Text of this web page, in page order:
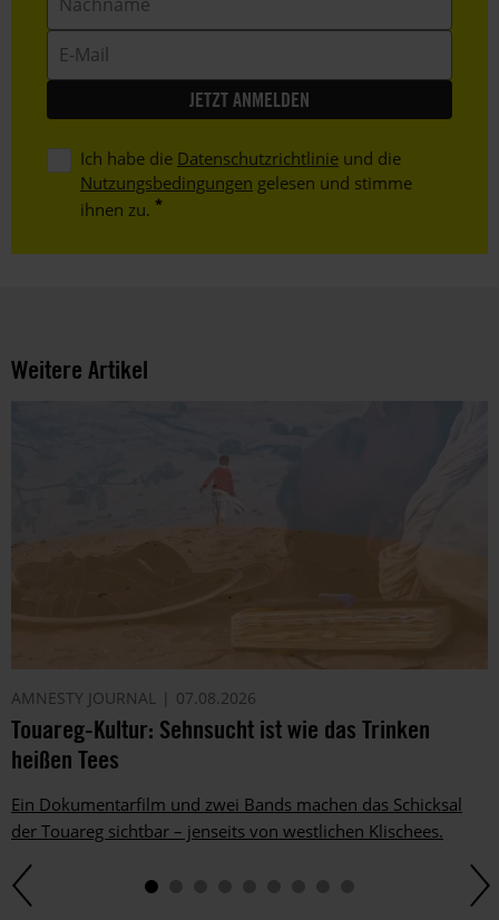
Mail
Ich habe die Datenschutzrichtlinie und die
Nutzungsbedingungen gelesen und stimme
ihnen zu.
Weitere Artikel
AMNESTY JOURNAL 07.08.2026
Touareg-Kultur: Sehnsucht ist wie das Trinken
heißen Tees
Ein Dokumentarfilm und zwei Bands machen das Schicksal
der Touareg sichtbar – jenseits von westlichen Klischees.